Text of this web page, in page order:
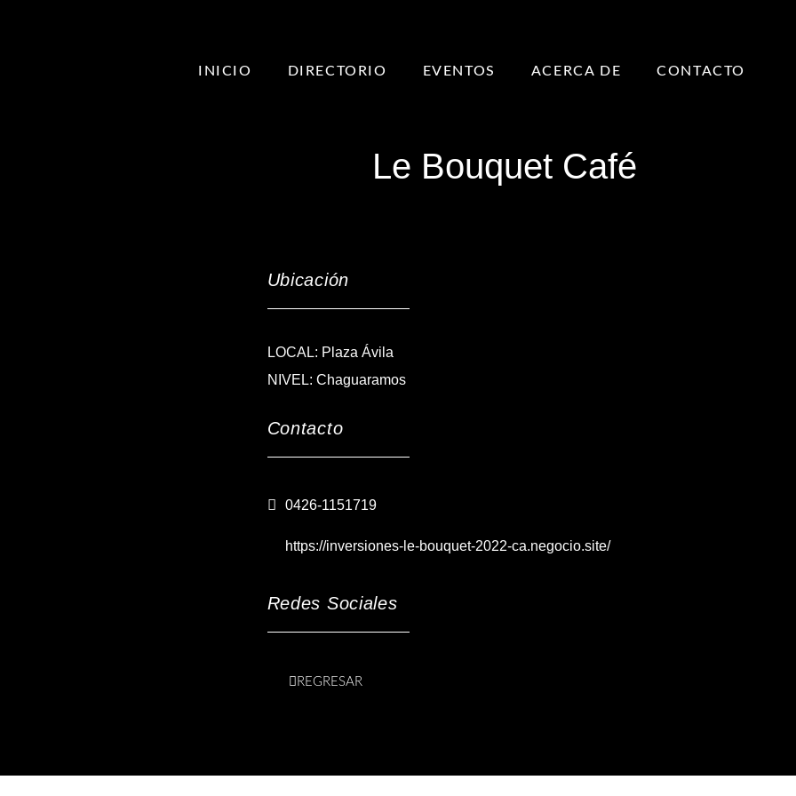
INICIO DIRECTORIO EVENTOS ACERCA DE CONTACTO
Le Bouquet Café
Ubicación
LOCAL: Plaza Ávila
NIVEL: Chaguaramos
Contacto
0426-1151719
https://inversiones-le-bouquet-2022-ca.negocio.site/
Redes Sociales
REGRESAR